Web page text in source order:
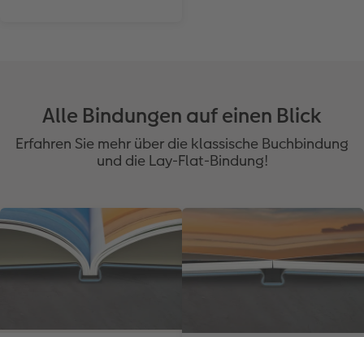
Alle Bindungen auf einen Blick
Erfahren Sie mehr über die klassische Buchbindung
und die Lay-Flat-Bindung!